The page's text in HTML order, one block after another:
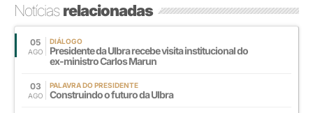
Notíciasrelacionadas
05
AGO
DIÁLOGO
Presidente da Ulbra recebe visita institucional do
ex-ministro Carlos Marun
03
AGO
PALAVRA DO PRESIDENTE
Construindo o futuro da Ulbra